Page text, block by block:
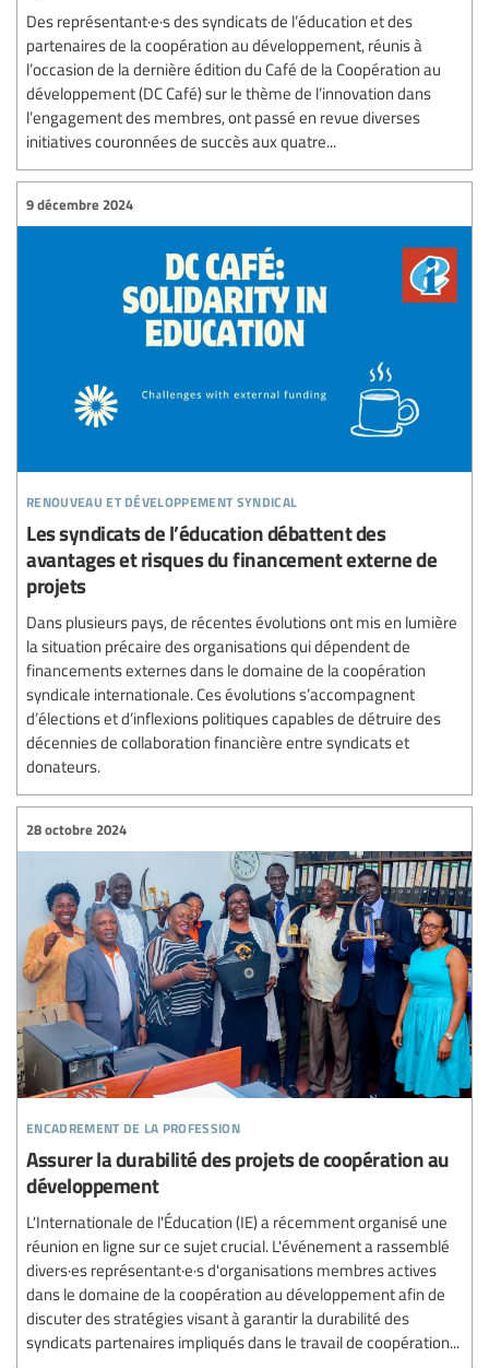
Des représentant·e·s des syndicats de l’éducation et des
partenaires de la coopération au développement, réunis à
l’occasion de la dernière édition du Café de la Coopération au
développement (DC Café) sur le thème de l’innovation dans
l’engagement des membres, ont passé en revue diverses
initiatives couronnées de succès aux quatre...
renouveau et développement syndical
9 décembre 2024
Les syndicats de l’éducation débattent des
avantages et risques du financement externe de
projets
Dans plusieurs pays, de récentes évolutions ont mis en lumière
la situation précaire des organisations qui dépendent de
financements externes dans le domaine de la coopération
syndicale internationale. Ces évolutions s’accompagnent
d’élections et d’inflexions politiques capables de détruire des
décennies de collaboration financière entre syndicats et
donateurs.
encadrement de la profession
28 octobre 2024
Assurer la durabilité des projets de coopération au
développement
L'Internationale de l'Éducation (IE) a récemment organisé une
réunion en ligne sur ce sujet crucial. L'événement a rassemblé
divers·es représentant·e·s d'organisations membres actives
dans le domaine de la coopération au développement afin de
discuter des stratégies visant à garantir la durabilité des
syndicats partenaires impliqués dans le travail de coopération...